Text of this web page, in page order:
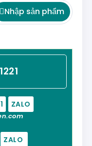
Nhập sản phẩm
ZALO
ZALO